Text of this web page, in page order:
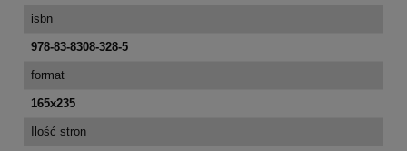
isbn
978-83-8308-328-5
format
165x235
Ilość stron